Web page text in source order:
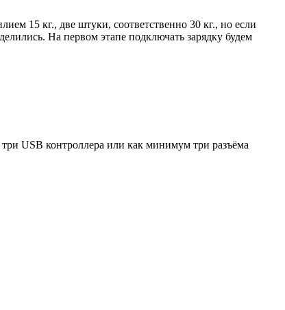
15 кг., две штуки, соответственно 30 кг., но если
На первом этапе подключать зарядку будем
USB контроллера или как минимум три разъёма